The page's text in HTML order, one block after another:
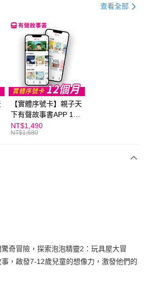
，台灣大哥大用戶可立即使用無須另外申請。
分期」，訂單成立後會自動跳轉到大哥付的交易
擇欲分期的期數、繳款截止日，確認付款後即完
費用金額請依後續交易確認頁面所載為準。
「大哥付你分期」於每月結算日後寄送繳費提
股份有限公司」（以下簡稱本公司）所提供，讓
務購買商品或服務，並由商店將買賣／分期付款
，依約使用本公司帳單繳交帳款。
付你分期」之契約關係目的，商店將以您的個人
帳單所需資料之確認、核對及更正。
】
商品之後才付款」的支付方式。 讓您購物簡單
簡訊認證，即可結帳。
務後，再付款。
流程】
先享後付」後，將跳轉至「AFTEE先享後付」
收到繳費通知簡訊。
式進行付款，方視為交易完成。
下不需立刻繳費，但若您需要取消訂單，請聯絡
同意取消之訂單仍視為有效，需透過AFTEE先享
先享後付 」之結帳頁面顯示為準，若有關於
消欲退款等相關疑問，請聯繫「AFTEE先享後付
含以上)免運費
含以上)免運費
島、海外及郵局i郵箱)
含以上)免運費
馬祖、小琉球；不適用於郵局i郵箱）
查看全部
【實體序號卡】親子天
下有聲故事書APP 12
個月
NT$1,490
NT$1,680
奇冒險，探索泡泡精靈2：玩具屋大冒
，啟發7-12歲兒童的想像力，激發他們的